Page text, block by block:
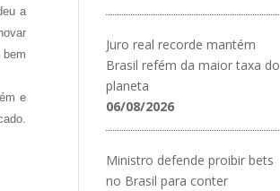
a
e
Juro real recorde mantém
Brasil refém da maior taxa do
planeta
06/08/2026
Ministro defende proibir bets
no Brasil para conter